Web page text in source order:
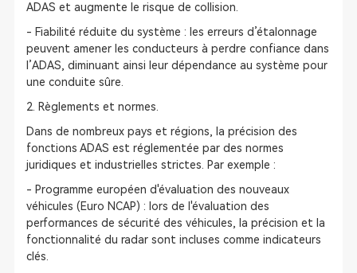
ADAS et augmente le risque de collision.
- Fiabilité réduite du système : les erreurs d’étalonnage
peuvent amener les conducteurs à perdre confiance dans
l’ADAS, diminuant ainsi leur dépendance au système pour
une conduite sûre.
2. Règlements et normes.
Dans de nombreux pays et régions, la précision des
fonctions ADAS est réglementée par des normes
juridiques et industrielles strictes. Par exemple :
- Programme européen d'évaluation des nouveaux
véhicules (Euro NCAP) : lors de l'évaluation des
performances de sécurité des véhicules, la précision et la
fonctionnalité du radar sont incluses comme indicateurs
clés.